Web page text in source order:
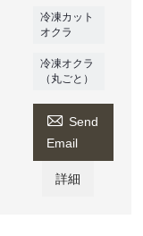
冷凍カット
オクラ
冷凍オクラ
（丸ごと）
 Send
Email
詳細